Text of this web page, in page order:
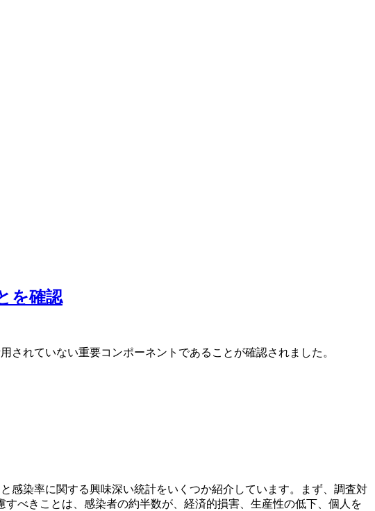
を確認
れていない重要コンポーネントであることが確認されました。
感染率に関する興味深い統計をいくつか紹介しています。まず、調査対
べきことは、感染者の約半数が、経済的損害、生産性の低下、個人を